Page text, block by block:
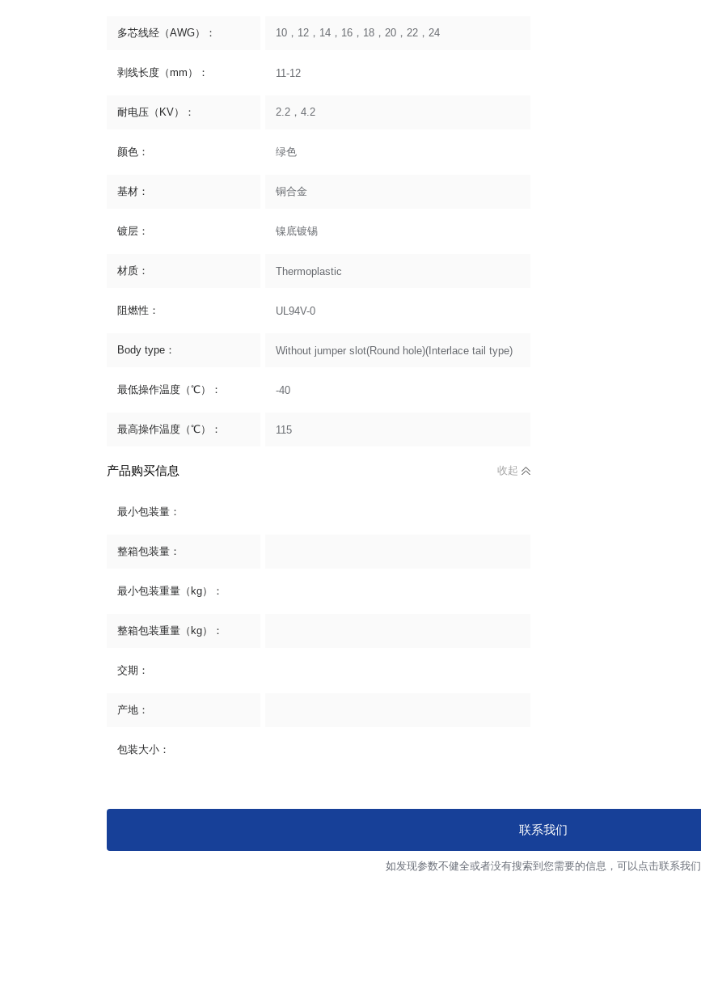
多芯线经（AWG）： 10，12，14，16，18，20，22，24
剥线长度（mm）： 11-12
耐电压（KV）： 2.2，4.2
颜色： 绿色
基材： 铜合金
镀层： 镍底镀锡
材质： Thermoplastic
阻燃性： UL94V-0
Body type： Without jumper slot(Round hole)(Interlace tail type)
最低操作温度（℃）： -40
最高操作温度（℃）： 115
产品购买信息 收起
最小包装量：
整箱包装量：
最小包装重量（kg）：
整箱包装重量（kg）：
交期：
产地：
包装大小：
联系我们
如发现参数不健全或者没有搜索到您需要的信息，可以点击联系我们